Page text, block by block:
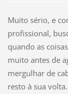
Muito sério, e
profissional,
quando as
muito antes de
mergulhar de
resto à sua